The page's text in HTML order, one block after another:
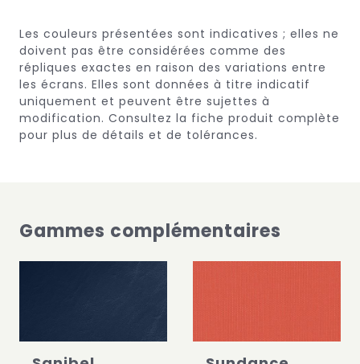
Les couleurs présentées sont indicatives ; elles ne
doivent pas être considérées comme des
répliques exactes en raison des variations entre
les écrans. Elles sont données à titre indicatif
uniquement et peuvent être sujettes à
modification. Consultez la fiche produit complète
pour plus de détails et de tolérances.
Gammes complémentaires